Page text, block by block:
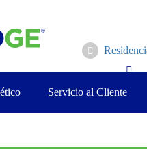
Servicio al Cliente